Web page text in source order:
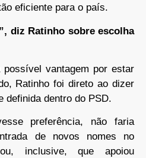
eficiente para o país.
diz Ratinho sobre escolha
possível vantagem por estar
Ratinho foi direto ao dizer
definida dentro do PSD.
preferência, não faria
de novos nomes no
inclusive, que apoiou